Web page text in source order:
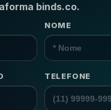
o
→
→
binds.co.
NOME
TELEFONE